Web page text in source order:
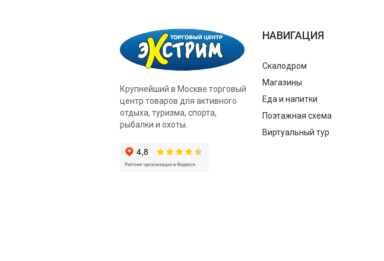
Крупнейший в Москве торговый
центр товаров для активного
отдыха, туризма, спорта,
рыбалки и охоты.
НАВИГАЦИЯ
Скалодром
Магазины
Еда и напитки
Поэтажная схема
Виртуальный тур